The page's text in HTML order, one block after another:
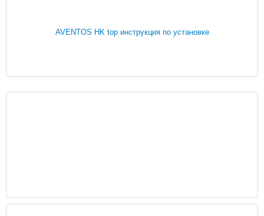
AVENTOS HK top инструкция по установке